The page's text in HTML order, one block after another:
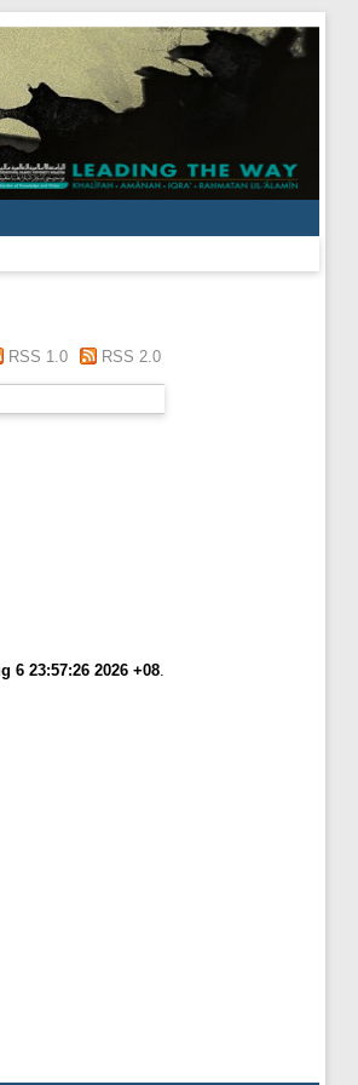
RSS 1.0 RSS 2.0
6 23:57:26 2026 +08